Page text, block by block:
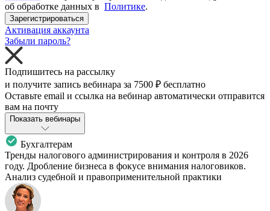
об обработке данных в Политике.
Зарегистрироваться
Активация аккаунта
Забыли пароль?
Подпишитесь на рассылку
и получите запись вебинара за 7500 ₽ бесплатно
Оставьте email и ссылка на вебинар автоматически отправится
вам на почту
Показать вебинары
Бухгалтерам
Тренды налогового администрирования и контроля в 2026
году. Дробление бизнеса в фокусе внимания налоговиков.
Анализ судебной и правоприменительной практики